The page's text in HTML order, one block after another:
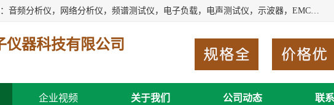
深圳市新胜科电子仪器科技有限公司主要经营：音频分析仪，网络分析仪，频谱测试仪，电子负载，电声测试仪，示波器，EMC电磁兼容测，调制分析仪，LCR测量仪，数字电桥，三相标准源，音频扫频仪，时钟检测仪，信号发生器，电子表，万用表，功率计，喇叭测试仪，综合测试仪等；深圳市新胜科电子仪器科技有限公司希望能与您成为合作伙伴
仪器科技有限公司
企业视频 关于我们 公司动态 联